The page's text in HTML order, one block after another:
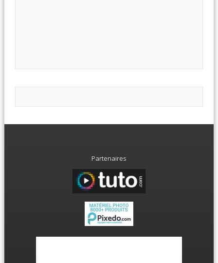
Partenaires